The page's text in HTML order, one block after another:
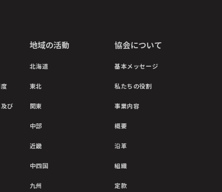
び
地域の活動
北海道
東北
関東
中部
近畿
中四国
九州
協会について
基本メッセージ
私たちの役割
事業内容
概要
沿革
組織
定款